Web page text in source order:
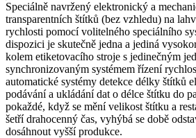
Speciálně navržený elektronický a
transparentních štítků (bez vzhledu) na
rychlosti pomocí volitelného speciálního
dispozici je skutečně jedna a jediná
kolem etiketovacího stroje s jedinečným
synchronizovaným systémem řízení
automatické systémy detekce délky štítků
podávání a ukládání dat o délce štítku do
pokaždé, když se mění velikost štítku a
šetří drahocenný čas, vyhýbá se době
dosáhnout vyšší produkce.